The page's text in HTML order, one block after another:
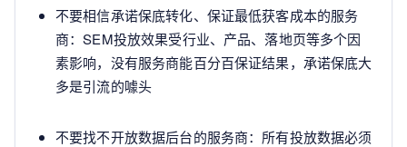
不要相信承诺保底转化、保证最低获客成本的服务
商：SEM投放效果受行业、产品、落地页等多个因
素影响，没有服务商能百分百保证结果，承诺保底大
多是引流的噱头
不要找不开放数据后台的服务商：所有投放数据必须